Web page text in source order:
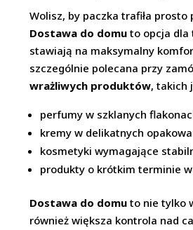
Wolisz, by paczka trafiła prosto
Dostawa do domu to opcja dla
stawiają na maksymalny
szczególnie polecana przy
wrażliwych produktów, takich
perfumy w szklanych
kremy w delikatnych
kosmetyki wymagające
produkty o krótkim terminie
Dostawa do domu to nie tylko
również większa kontrola nad